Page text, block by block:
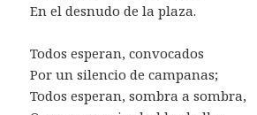
En el desnudo de la plaza.
Todos esperan, convocados
Por un silencio de campanas;
Todos esperan, sombra a sombra,